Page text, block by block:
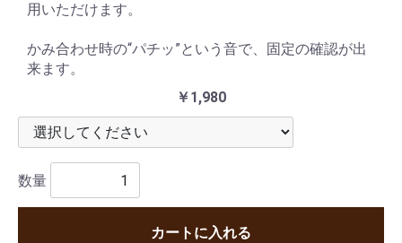
用いただけます。
かみ合わせ時の“パチッ”という音で、固定の確認が出
来ます。
￥1,980
数量
カートに入れる